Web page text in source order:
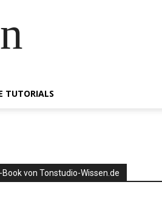
TUTORIALS
Book von Tonstudio-Wissen.de